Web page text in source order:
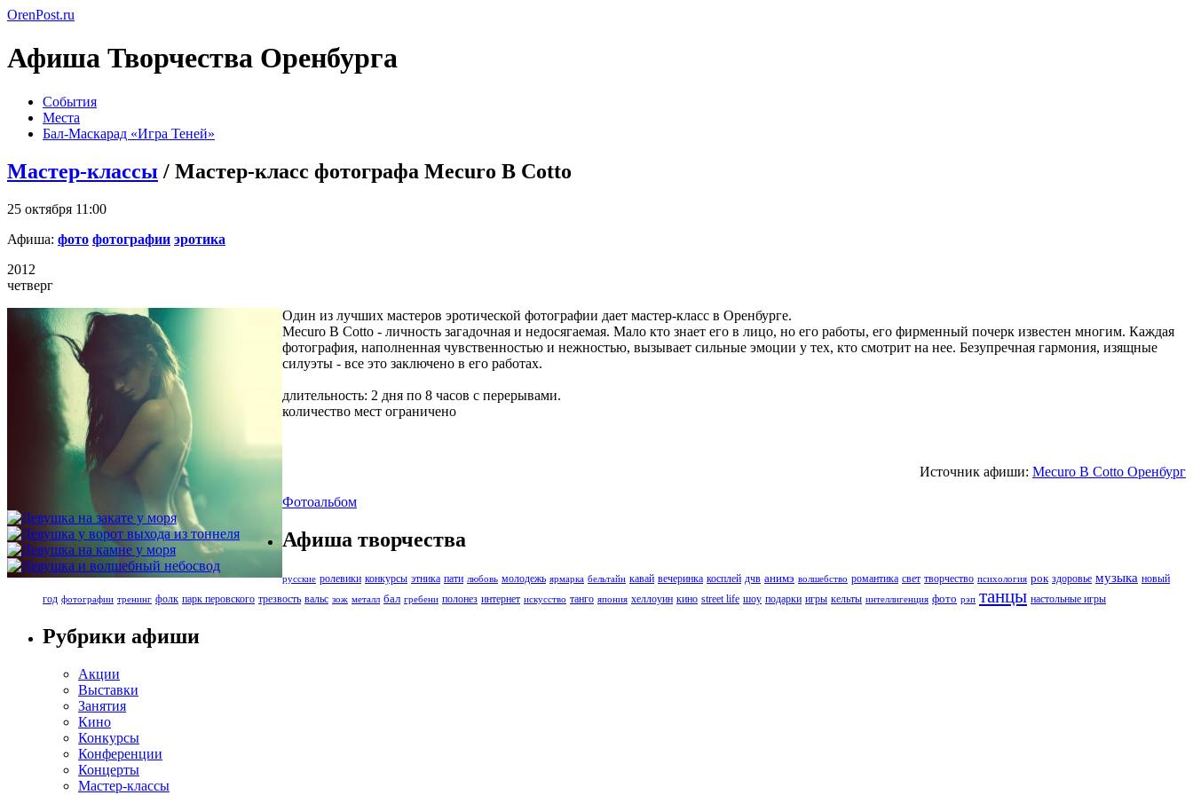
OrenPost.ru
Афиша Творчества Оренбурга
События
Места
Бал-Маскарад «Игра Теней»
Мастер-классы / Мастер-класс фотографа Mecuro B Cotto
25 октября 11:00
Афиша: фото фотографии эротика
2012
четверг
Один из лучших мастеров эротической фотографии дает мастер-класс в Оренбурге.
Mecuro B Cotto - личность загадочная и недосягаемая. Мало кто знает его в лицо, но его работы, его фирменный почерк известен многим. Каждая
фотография, наполненная чувственностью и нежностью, вызывает сильные эмоции у тех, кто смотрит на нее. Безупречная гармония, изящные
силуэты - все это заключено в его работах.
длительность: 2 дня по 8 часов с перерывами.
количество мест ограничено
Источник афиши: Mecuro B Cotto Оренбург
Фотоальбом
Афиша творчества
русские ролевики конкурсы этника пати любовь молодежь ярмарка бельтайн кавай вечеринка косплей дчв анимэ волшебство романтика свет творчество психология рок здоровье музыка новый
год фотографии тренинг фолк парк перовского трезвость вальс зож металл бал гребени полонез интернет искусство танго япония хеллоуин кино street life шоу подарки игры кельты интеллигенция фото рэп танцы настольные игры
Рубрики афиши
Акции
Выставки
Занятия
Кино
Конкурсы
Конференции
Концерты
Мастер-классы